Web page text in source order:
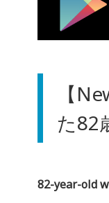
【
た82
82-year-old